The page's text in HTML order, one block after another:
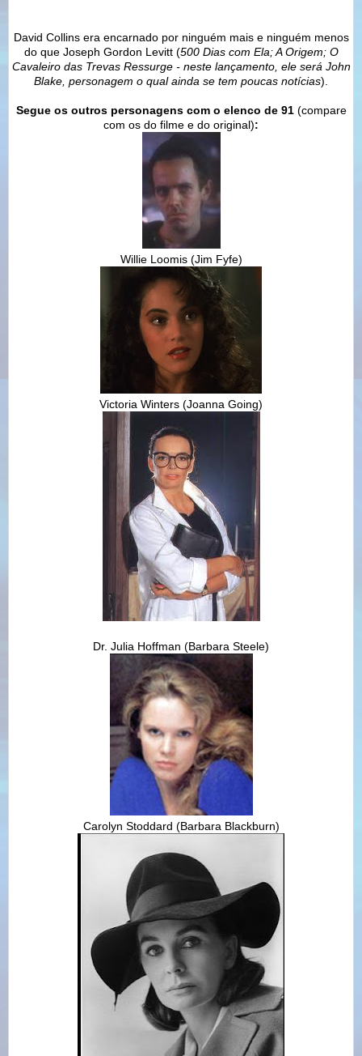
David Collins era encarnado por ninguém mais e ninguém menos
do que Joseph Gordon Levitt (500 Dias com Ela; A Origem; O
Cavaleiro das Trevas Ressurge - neste lançamento, ele será John
Blake, personagem o qual ainda se tem poucas notícias).
Segue os outros personagens com o elenco de 91(compare
com os do filme e do original):
Willie Loomis (Jim Fyfe)
Victoria Winters (Joanna Going)
Dr. Julia Hoffman (Barbara Steele)
Carolyn Stoddard (Barbara Blackburn)